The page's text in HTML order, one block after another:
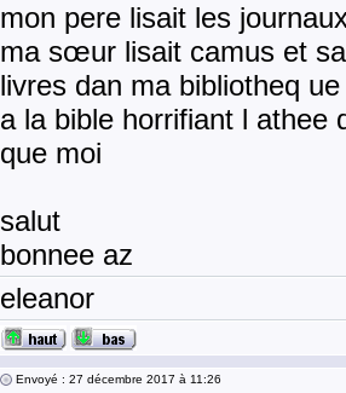
mon pere lisait les
ma sœur lisait camus et
livres dan ma bibliotheq
a la bible horrifiant l athee
que moi
salut
bonnee az
eleanor
Envoyé : 27 décembre 2017 à 11:26